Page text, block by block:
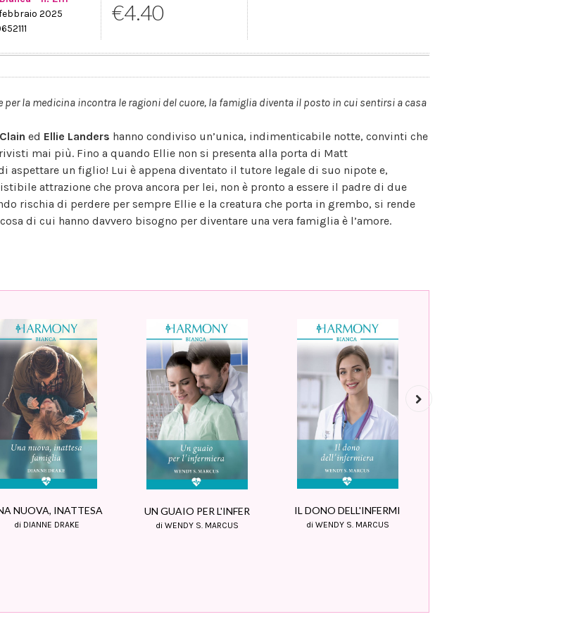
2025
€4.40
per la medicina incontra le ragioni del cuore, la famiglia diventa il posto in cui sentirsi a casa
ed Ellie Landers hanno condiviso un’unica, indimenticabile notte, convinti che
mai più. Fino a quando Ellie non si presenta alla porta di Matt
aspettare un figlio! Lui è appena diventato il tutore legale di suo nipote e,
attrazione che prova ancora per lei, non è pronto a essere il padre di due
rischia di perdere per sempre Ellie e la creatura che porta in grembo, si rende
di cui hanno davvero bisogno per diventare una vera famiglia è l’amore.
NUOVA, INATTESA
di DIANNE DRAKE
UN GUAIO PER L'INFER
di WENDY S. MARCUS
IL DONO DELL'INFERMI
di WENDY S. MARCUS